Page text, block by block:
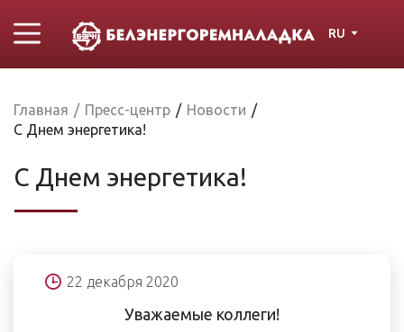
RU
Главная / Пресс-центр / Новости /
С Днем энергетика!
С Днем энергетика!
22 декабря 2020
Уважаемые коллеги!